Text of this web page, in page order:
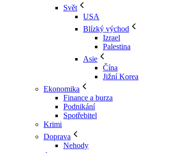
Svět
USA
Blízký východ
Izrael
Palestina
Asie
Čína
Jižní Korea
Ekonomika
Finance a burza
Podnikání
Spotřebitel
Krimi
Doprava
Nehody